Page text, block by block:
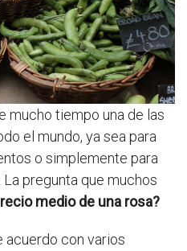
mucho tiempo una de las
el mundo, ya sea para
o simplemente para
pregunta que muchos
medio de una rosa?
acuerdo con varios